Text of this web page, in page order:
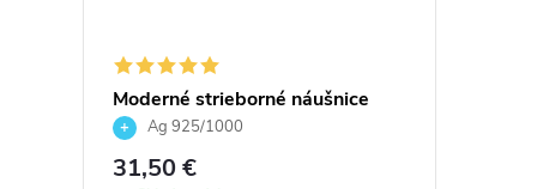
Moderné strieborné náušnice
kruhy s bielym syntetickým
opálom pre dievčatá pre ženy
Ag 925/1000
31,50 €